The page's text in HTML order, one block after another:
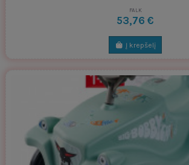
FALK
53,76 €
Į krepšelį